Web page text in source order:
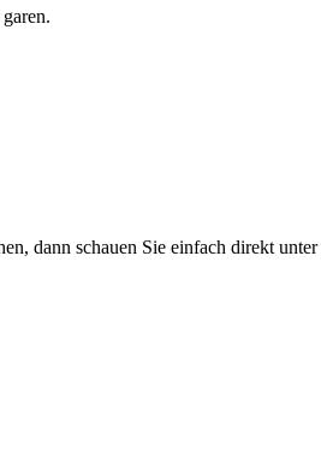
dann schauen Sie einfach direkt unter